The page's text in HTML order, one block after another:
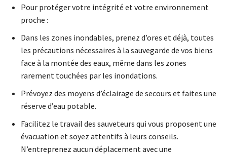
Pour protéger votre intégrité et votre environnement
proche :
Dans les zones inondables, prenez d’ores et déjà, toutes
les précautions nécessaires à la sauvegarde de vos biens
face à la montée des eaux, même dans les zones
rarement touchées par les inondations.
Prévoyez des moyens d’éclairage de secours et faites une
réserve d’eau potable.
Facilitez le travail des sauveteurs qui vous proposent une
évacuation et soyez attentifs à leurs conseils.
N’entreprenez aucun déplacement avec une